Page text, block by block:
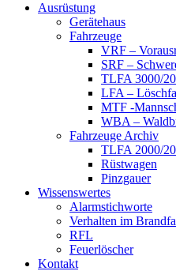
Ausrüstung
Gerätehaus
Fahrzeuge
VRF –
SRF –
TLFA 3000/
LFA –
MTF -
WBA –
Fahrzeuge Archiv
TLFA 2000/
Rüstwagen
Pinzgauer
Wissenswertes
Alarmstichworte
Verhalten im
RFL
Feuerlöscher
Kontakt